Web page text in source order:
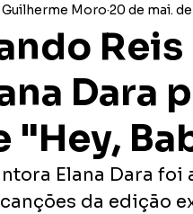
Dara
"Hey,
Guilherme Moro 20 de mai.
Elana Dara foi
da edição